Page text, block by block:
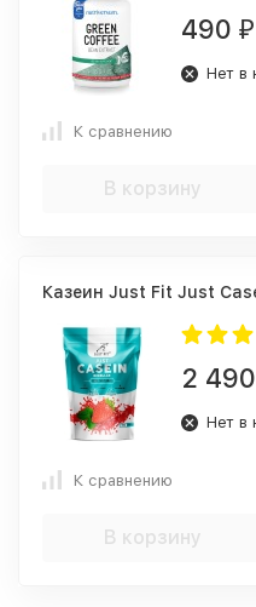
490 ₽
Нет в
К сравнению
В корзину
Казеин Just Fit Just
2 490
Нет в
К сравнению
В корзину